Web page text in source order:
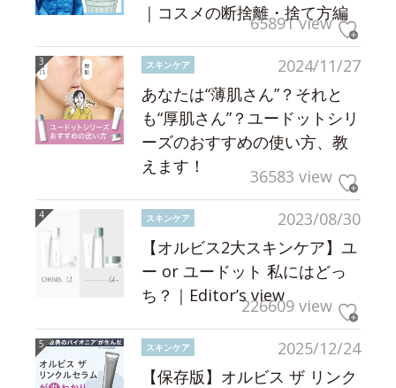
｜コスメの断捨離・捨て方編
65891 view
2024/11/27
スキンケア
あなたは“薄肌さん”？それと
も“厚肌さん”？ユードットシリ
ーズのおすすめの使い方、教
えます！
36583 view
2023/08/30
スキンケア
【オルビス2大スキンケア】ユ
ー or ユードット 私にはどっ
ち？｜Editor’s view226609 view
2025/12/24
スキンケア
【保存版】オルビス ザ リンク